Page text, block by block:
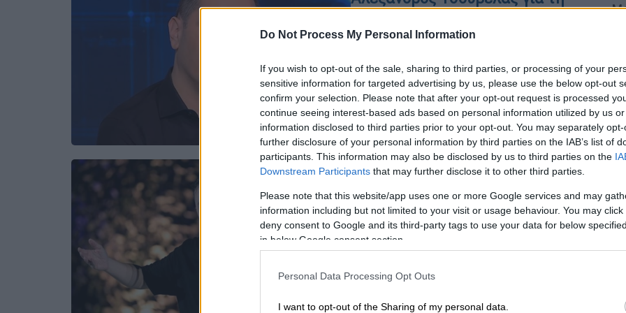
Do Not Process My Personal Information
If you wish to opt-out of the sale, sharing to third parties, or processing of your
sensitive information for targeted advertising by us, please use the below opt-out
confirm your selection. Please note that after your opt-out request is processed
continue seeing interest-based ads based on personal information utilized by us
information disclosed to third parties prior to your opt-out. You may separately
further disclosure of your personal information by third parties on the IAB’s list of
participants. This information may also be disclosed by us to third parties on the
Downstream Participants that may further disclose it to other third parties.
Please note that this website/app uses one or more Google services and may
information including but not limited to your visit or usage behaviour. You may
deny consent to Google and its third-party tags to use your data for below
in below Google consent section.
Personal Data Processing Opt Outs
I want to opt-out of the Sharing of my personal data.
χρόνια - Πιστεύω ότι δεν έχουμε
Ο γνωστός κωμικός μίλησε επίσης
για τα αρνητικά σχόλια που δέχεται
αλλά και για τα παιδικά του χρόνια
Our Network|03.06.2026 18:00
«Τον τρέχω δικαστικά»: Βάζει το
μαχαίρι στο κόκκαλο ο
Όσα αποκάλυψε για την πρωτοφανή
του «διαμάχη».